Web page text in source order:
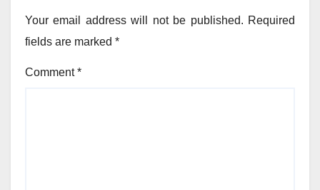
Your email address will not be published. Required
fields are marked *
Comment*